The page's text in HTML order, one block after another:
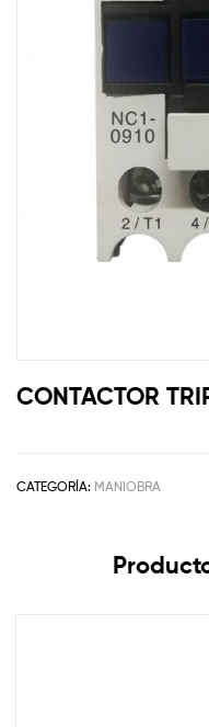
CONTACTOR
CATEGORÍA: MANIOBRA